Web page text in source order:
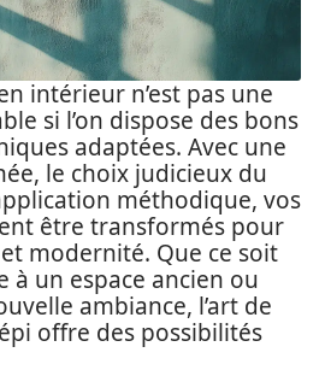
intérieur n’est pas une
si l’on dispose des bons
adaptées. Avec une
le choix judicieux du
méthodique, vos
être transformés pour
modernité. Que ce soit
à un espace ancien ou
ambiance, l’art de
offre des possibilités